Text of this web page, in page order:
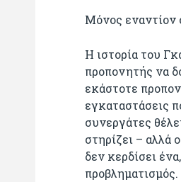
Μόνος εναντίον
Η ιστορία του
προπονητής να
εκάστοτε
εγκαταστάσεις
συνεργάτες
στηρίζει – αλλά
δεν κερδίσει